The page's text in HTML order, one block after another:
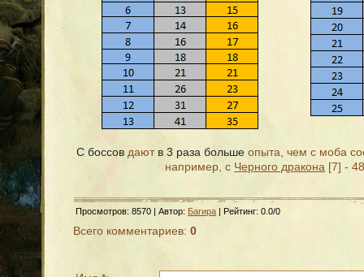
С боссов дают в 3 раза больше опыта, чем с моба
например, с Черного дракона [7] -
Просмотров: 8570 | Автор: Багира | Рейтинг: 0.0/0
Всего комментариев: 0